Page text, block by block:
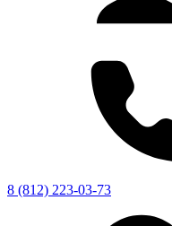
8 (812) 223-03-73